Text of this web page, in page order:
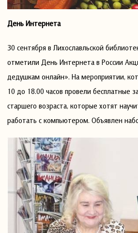
День Интернета
30 сентября в Лихославльской
отметили День Интернета в России
дедушкам онлайн». На мероприятии,
10 до 18.00 часов провели бесплатные
старшего возраста, которые хотят
работать с компьютером. Объявлен